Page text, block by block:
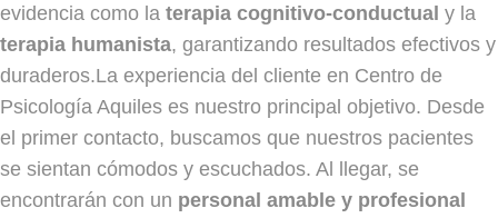
evidencia como la terapia cognitivo-conductual y la
terapia humanista, garantizando resultados efectivos y
duraderos.La experiencia del cliente en Centro de
Psicología Aquiles es nuestro principal objetivo. Desde
el primer contacto, buscamos que nuestros pacientes
se sientan cómodos y escuchados. Al llegar, se
encontrarán con un personal amable y profesional